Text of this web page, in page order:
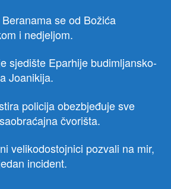
se od Božića
i nedjeljom.
sjedište Eparhije budimljansko-
Joanikija.
policija obezbjeđuje sve
čvorišta.
velikodostojnici pozvali na mir,
incident.